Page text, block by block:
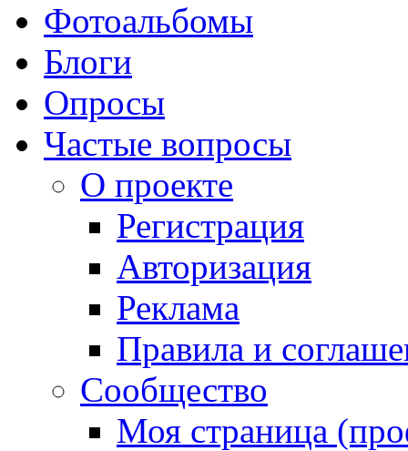
Фотоальбомы
Блоги
Опросы
Частые вопросы
О проекте
Регистрация
Авторизация
Реклама
Правила и
Сообщество
Моя страница